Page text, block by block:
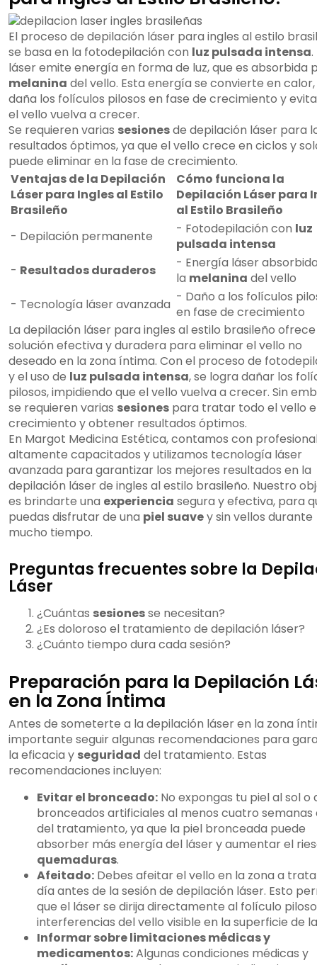
El proceso de depilación láser para ingles al estilo
se basa en la fotodepilación con luz pulsada intensa.
láser emite energía en forma de luz, que es absorbida
melanina del vello. Esta energía se convierte en
daña los folículos pilosos en fase de crecimiento y
el vello vuelva a crecer.
Se requieren varias sesionesde depilación láser para
resultados óptimos, ya que el vello crece en ciclos y
puede eliminar en la fase de crecimiento.
Ventajas de la Depilación
Láser para Ingles al Estilo
Brasileño
Cómo funciona la
Depilación Láser para
al Estilo Brasileño
- Depilación permanente
- Fotodepilación con luz
pulsada intensa
- Resultados duraderos
- Energía láser
la melanina del vello
- Tecnología láser avanzada - Daño a los folículos
en fase de crecimiento
La depilación láser para ingles al estilo brasileño
solución efectiva y duradera para eliminar el vello no
deseado en la zona íntima. Con el proceso de
y el uso de luz pulsada intensa, se logra dañar los
pilosos, impidiendo que el vello vuelva a crecer. Sin
se requieren varias sesiones para tratar todo el vello
crecimiento y obtener resultados óptimos.
En Margot Medicina Estética, contamos con
altamente capacitados y utilizamos tecnología láser
avanzada para garantizar los mejores resultados en la
depilación láser de ingles al estilo brasileño. Nuestro
es brindarte una experiencia segura y efectiva, para
puedas disfrutar de una piel suavey sin vellos durante
mucho tiempo.
Preguntas frecuentes sobre la
Láser
¿Cuántas sesionesse necesitan?
¿Es doloroso el tratamiento de depilación láser?
¿Cuánto tiempo dura cada sesión?
Preparación para la Depilación
en la Zona Íntima
Antes de someterte a la depilación láser en la zona
importante seguir algunas recomendaciones para
la eficacia y seguridad del tratamiento. Estas
recomendaciones incluyen:
Evitar el bronceado: No expongas tu piel al sol o
bronceados artificiales al menos cuatro semanas
del tratamiento, ya que la piel bronceada puede
absorber más energía del láser y aumentar el
quemaduras.
Afeitado: Debes afeitar el vello en la zona a
día antes de la sesión de depilación láser. Esto
que el láser se dirija directamente al folículo
interferencias del vello visible en la superficie de
Informar sobre limitaciones médicas y
medicamentos:Algunas condiciones médicas y